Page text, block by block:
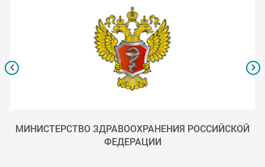
МИНИСТЕРСТВО ЗДРАВООХРАНЕНИЯ РОССИЙСКОЙ
ФЕДЕРАЦИИ